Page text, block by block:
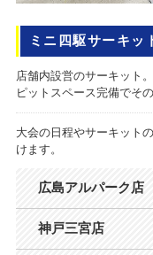
ミニ四駆サーキッ
店舗内設営のサーキット。
ピットスペース完備でそ
大会の日程やサーキット
けます。
広島アルパーク店
神戸三宮店